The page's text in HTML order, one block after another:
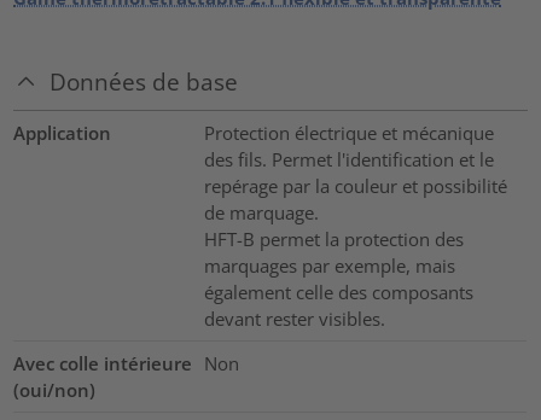
Données de base
Application
Protection électrique et mécanique
des fils. Permet l'identification et le
repérage par la couleur et possibilité
de marquage.
HFT-B permet la protection des
marquages par exemple, mais
également celle des composants
devant rester visibles.
Avec colle intérieure
(oui/non)
Non